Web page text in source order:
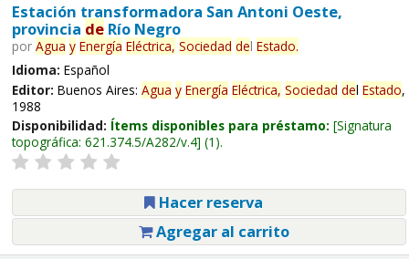
Estación transformadora San Antoni Oeste,
provincia deRío Negro
por Agua y Energía Eléctrica, Sociedad del Estado.
Idioma: Español
Editor: Buenos Aires: Agua y Energía Eléctrica, Sociedad del Estado,
1988
Disponibilidad: Ítems disponibles para préstamo: Signatura
topográfica: 621.374.5/A282/v.4 (1).
Hacer reserva
Agregar al carrito